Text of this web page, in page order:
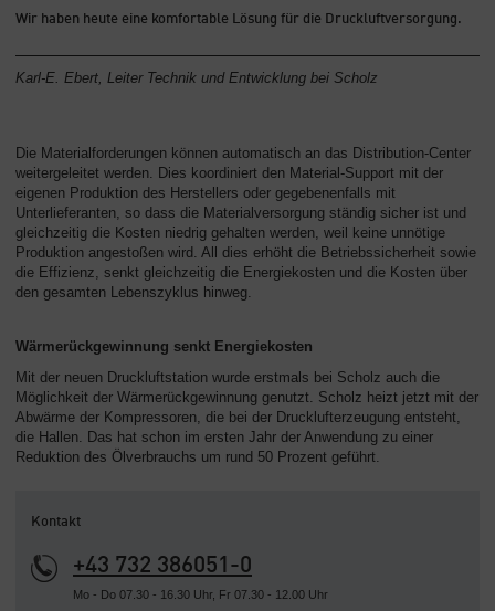
Wir haben heute eine komfortable Lösung für die Druckluftversorgung.
Karl-E. Ebert, Leiter Technik und Entwicklung bei Scholz
Die Materialforderungen können automatisch an das Distribution-Center
weitergeleitet werden. Dies koordiniert den Material-Support mit der
eigenen Produktion des Herstellers oder gegebenenfalls mit
Unterlieferanten, so dass die Materialversorgung ständig sicher ist und
gleichzeitig die Kosten niedrig gehalten werden, weil keine unnötige
Produktion angestoßen wird. All dies erhöht die Betriebssicherheit sowie
die Effizienz, senkt gleichzeitig die Energiekosten und die Kosten über
den gesamten Lebenszyklus hinweg.
Wärmerückgewinnung senkt Energiekosten
Mit der neuen Druckluftstation wurde erstmals bei Scholz auch die
Möglichkeit der Wärmerückgewinnung genutzt. Scholz heizt jetzt mit der
Abwärme der Kompressoren, die bei der Drucklufterzeugung entsteht,
die Hallen. Das hat schon im ersten Jahr der Anwendung zu einer
Reduktion des Ölverbrauchs um rund 50 Prozent geführt.
Kontakt
+43 732 386051-0
Mo - Do 07.30 - 16.30 Uhr, Fr 07.30 - 12.00 Uhr